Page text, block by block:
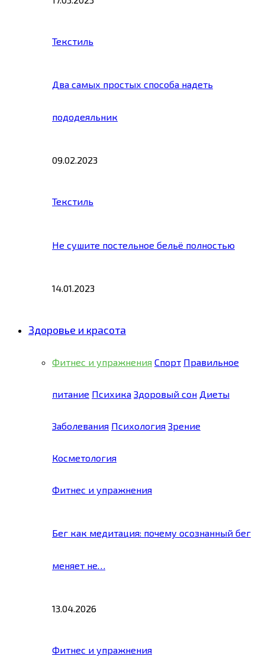
Текстиль
Два самых простых способа надеть
пододеяльник
09.02.2023
Текстиль
Не сушите постельное бельё полностью
14.01.2023
Здоровье и красота
Фитнес и упражнения Спорт Правильное
питание Психика Здоровый сон Диеты
Заболевания Психология Зрение
Косметология
Фитнес и упражнения
Бег как медитация: почему осознанный бег
меняет не…
13.04.2026
Фитнес и упражнения